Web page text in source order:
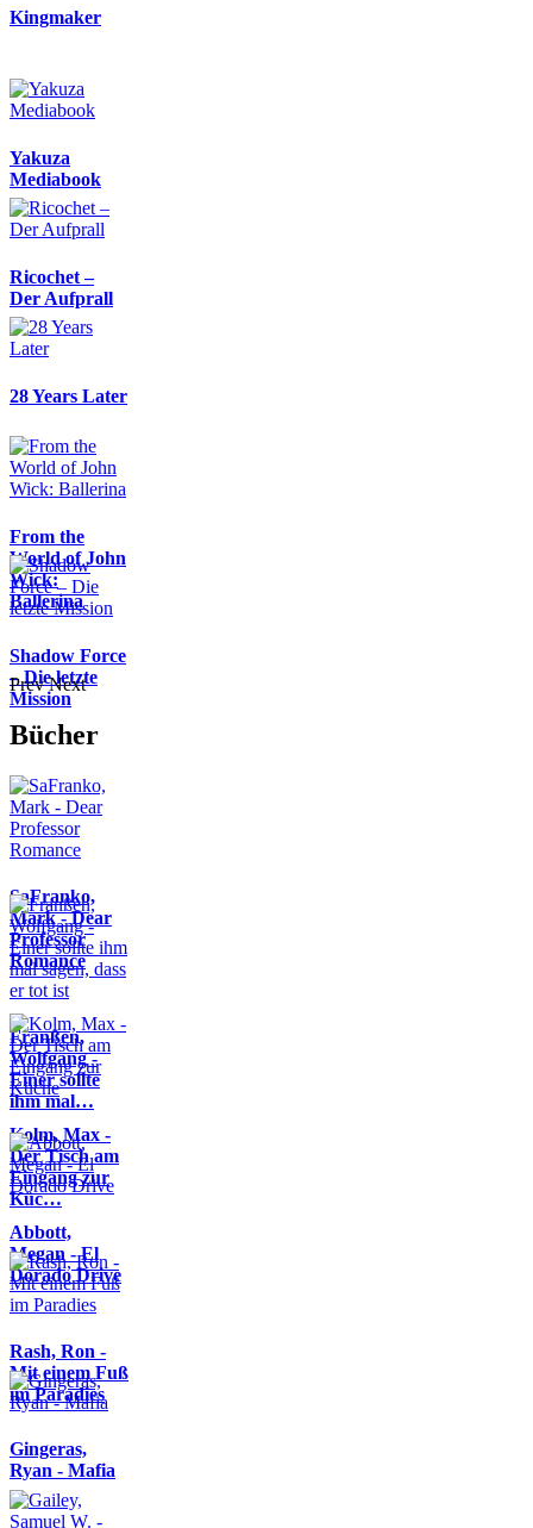
Kingmaker
Yakuza
Mediabook
Ricochet –
Der Aufprall
28 Years Later
From the
World of John
Wick:
Ballerina
Shadow Force
– Die letzte
Mission
Prev Next
Bücher
SaFranko,
Mark - Dear
Professor
Romance
Franßen,
Wolfgang -
Einer sollte
ihm mal…
Kolm, Max -
Der Tisch am
Eingang zur
Küc…
Abbott,
Megan - El
Dorado Drive
Rash, Ron -
Mit einem Fuß
im Paradies
Gingeras,
Ryan - Mafia